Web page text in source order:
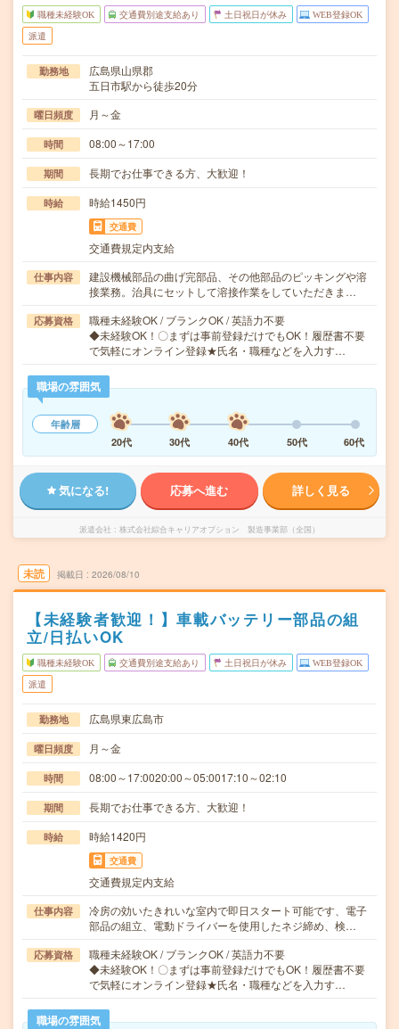
職種未経験OK 交通費別途支給あり 土日祝日が休み WEB登録OK
派遣
勤務地
広島県山県郡
五日市駅から徒歩20分
曜日頻度 月～金
時間 08:00～17:00
期間 長期でお仕事できる方、大歓迎！
時給 時給1450円
交通費
交通費規定内支給
仕事内容
建設機械部品の曲げ完部品、その他部品のピッキングや溶
接業務。治具にセットして溶接作業をしていただきま…
応募資格
職種未経験OK / ブランクOK / 英語力不要
◆未経験OK！〇まずは事前登録だけでもOK！履歴書不要
で気軽にオンライン登録★氏名・職種などを入力す…
職場の雰囲気
年齢層
20代
30代 40代 50代 60代
気になる! 応募へ進む 詳しく見る
派遣会社 株式会社綜合キャリアオプション 製造事業部（全国）
未読 掲載日 2026/08/10
【未経験者歓迎！】車載バッテリー部品の組
立/日払いOK
職種未経験OK 交通費別途支給あり 土日祝日が休み WEB登録OK
派遣
勤務地 広島県東広島市
曜日頻度 月～金
時間 08:00～17:0020:00～05:0017:10～02:10
期間 長期でお仕事できる方、大歓迎！
時給 時給1420円
交通費
交通費規定内支給
仕事内容
冷房の効いたきれいな室内で即日スタート可能です、電子
部品の組立、電動ドライバーを使用したネジ締め、検…
応募資格
職種未経験OK / ブランクOK / 英語力不要
◆未経験OK！〇まずは事前登録だけでもOK！履歴書不要
で気軽にオンライン登録★氏名・職種などを入力す…
職場の雰囲気